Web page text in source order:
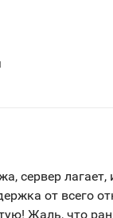
сервер лагает,
от всего
Жаль, что